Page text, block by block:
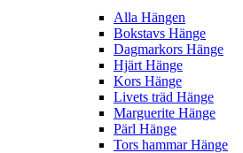
Alla Hängen
Bokstavs Hänge
Dagmarkors Hänge
Hjärt Hänge
Kors Hänge
Livets träd Hänge
Marguerite Hänge
Pärl Hänge
Tors hammar Hänge